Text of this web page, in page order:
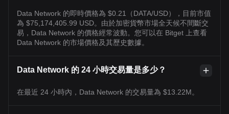
Data Network 的即時價格為 $0.21（DATA/USD），目前市值
為 $75,174,405.99 USD。由於加密貨幣市場全天候不間斷交
易，Data Network 的價格經常波動。您可以在 Bitget 上查看
Data Network 的市場價格及其歷史數據。
Data Network 的 24 小時交易量是多少？
在最近 24 小時內，Data Network 的交易量為 $13.22M。